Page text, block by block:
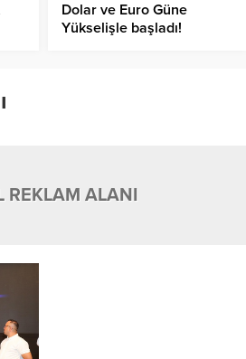
Dolar ve Euro Güne
Yükselişle başladı!
REKLAM ALANI